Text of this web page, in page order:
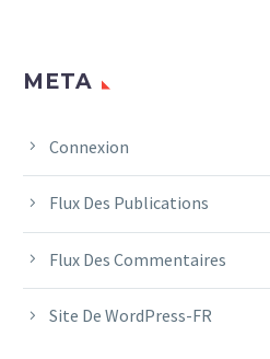
META
Connexion
Flux Des Publications
Flux Des Commentaires
Site De WordPress-FR